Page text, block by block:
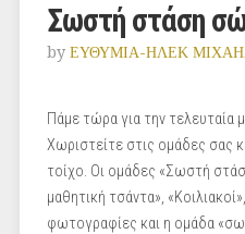
Σωστή στάση
by ΕΥΘΥΜΙΑ-ΗΛΕΚ
Πάμε τώρα για την τελευταία
Χωριστείτε στις ομάδες σας
τοίχο. Οι ομάδες «Σωστή
μαθητική τσάντα»,
φωτογραφίες και η ομάδα